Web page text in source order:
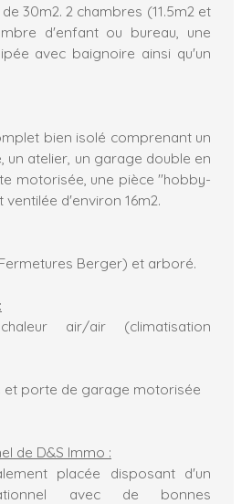
30m2. 2 chambres (11.5m2 et
d'enfant ou bureau, une
avec baignoire ainsi qu'un
bien isolé comprenant un
un atelier, un garage double en
motorisée, une pièce "hobby-
d'environ 16m2.
Berger) et arboré.
air/air (climatisation
et porte de garage motorisée
de D&S Immo :
placée disposant d'un
avec de bonnes